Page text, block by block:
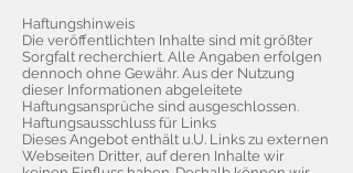
Haftungshinweis
Die veröffentlichten Inhalte sind mit größter
Sorgfalt recherchiert. Alle Angaben erfolgen
dennoch ohne Gewähr. Aus der Nutzung
dieser Informationen abgeleitete
Haftungsansprüche sind ausgeschlossen.
Haftungsausschluss für Links
Dieses Angebot enthält u.U. Links zu externen
Webseiten Dritter, auf deren Inhalte wir